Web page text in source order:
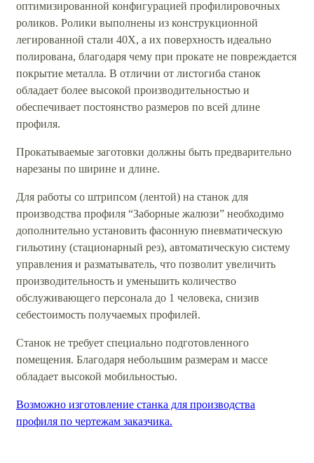
оптимизированной конфигурацией профилировочных
роликов. Ролики выполнены из конструкционной
легированной стали 40Х, а их поверхность идеально
полирована, благодаря чему при прокате не повреждается
покрытие металла. В отличии от листогиба станок
обладает более высокой производительностью и
обеспечивает постоянство размеров по всей длине
профиля.
Прокатываемые заготовки должны быть предварительно
нарезаны по ширине и длине.
Для работы со штрипсом (лентой) на станок для
производства профиля “Заборные жалюзи” необходимо
дополнительно установить фасонную пневматическую
гильотину (стационарный рез), автоматическую систему
управления и разматыватель, что позволит увеличить
производительность и уменьшить количество
обслуживающего персонала до 1 человека, снизив
себестоимость получаемых профилей.
Станок не требует специально подготовленного
помещения. Благодаря небольшим размерам и массе
обладает высокой мобильностью.
Возможно изготовление станка для производства
профиля по чертежам заказчика.